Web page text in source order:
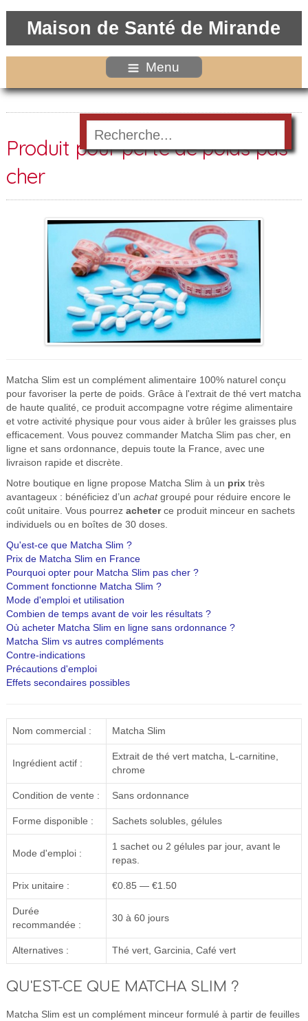
Maison de Santé de Mirande
Menu
Produit pour perte de poids pas
cher
Matcha Slim est un complément alimentaire 100% naturel conçu
pour favoriser la perte de poids. Grâce à l'extrait de thé vert matcha
de haute qualité, ce produit accompagne votre régime alimentaire
et votre activité physique pour vous aider à brûler les graisses plus
efficacement. Vous pouvez commander Matcha Slim pas cher, en
ligne et sans ordonnance, depuis toute la France, avec une
livraison rapide et discrète.
Notre boutique en ligne propose Matcha Slim à un prixtrès
avantageux : bénéficiez d’un achatgroupé pour réduire encore le
coût unitaire. Vous pourrez acheterce produit minceur en sachets
individuels ou en boîtes de 30 doses.
Qu'est-ce que Matcha Slim ?
Prix de Matcha Slim en France
Pourquoi opter pour Matcha Slim pas cher ?
Comment fonctionne Matcha Slim ?
Mode d'emploi et utilisation
Combien de temps avant de voir les résultats ?
Où acheter Matcha Slim en ligne sans ordonnance ?
Matcha Slim vs autres compléments
Contre-indications
Précautions d'emploi
Effets secondaires possibles
Nom commercial : Matcha Slim
Ingrédient actif :
Extrait de thé vert matcha, L-carnitine,
chrome
Condition de vente : Sans ordonnance
Forme disponible : Sachets solubles, gélules
Mode d'emploi :
1 sachet ou 2 gélules par jour, avant le
repas.
Prix unitaire : €0.85 — €1.50
Durée
recommandée :
30 à 60 jours
Alternatives : Thé vert, Garcinia, Café vert
QU'EST-CE QUE MATCHA SLIM ?
Matcha Slim est un complément minceur formulé à partir de feuilles